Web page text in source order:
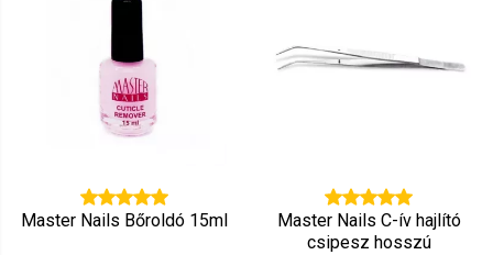
Master Nails Bőroldó 15ml
Master Nails C-ív hajlító
csipesz hosszú